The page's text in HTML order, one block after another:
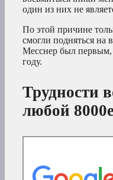
один из них не
По этой причине
смогли подняться на
Месснер был первым,
году.
Трудности
любой